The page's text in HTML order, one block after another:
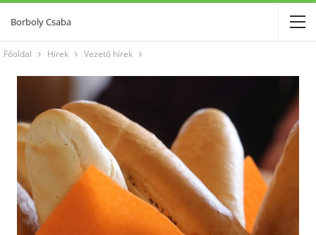
Borboly Csaba
Főoldal Hírek Vezető hírek